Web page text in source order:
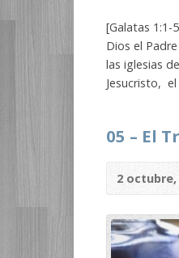
[Galatas
Dios el
las iglesias
Jesucristo,
05 – El
2 octubre,